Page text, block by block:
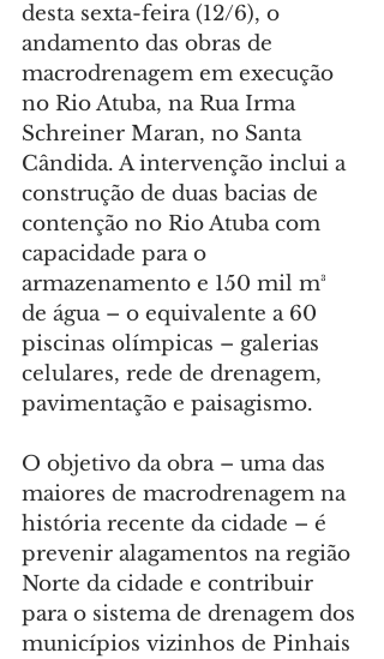
desta sexta-feira (12/6), o
andamento das obras de
macrodrenagem em execução
no Rio Atuba, na Rua Irma
Schreiner Maran, no Santa
Cândida. A intervenção inclui a
construção de duas bacias de
contenção no Rio Atuba com
capacidade para o
armazenamento e 150 mil m³
de água – o equivalente a 60
piscinas olímpicas – galerias
celulares, rede de drenagem,
pavimentação e paisagismo.
O objetivo da obra – uma das
maiores de macrodrenagem na
história recente da cidade – é
prevenir alagamentos na região
Norte da cidade e contribuir
para o sistema de drenagem dos
municípios vizinhos de Pinhais